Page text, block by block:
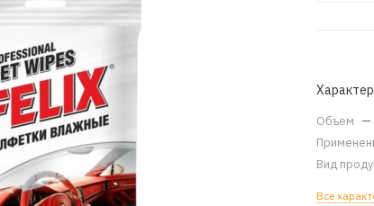
Объем —
Вид
Все